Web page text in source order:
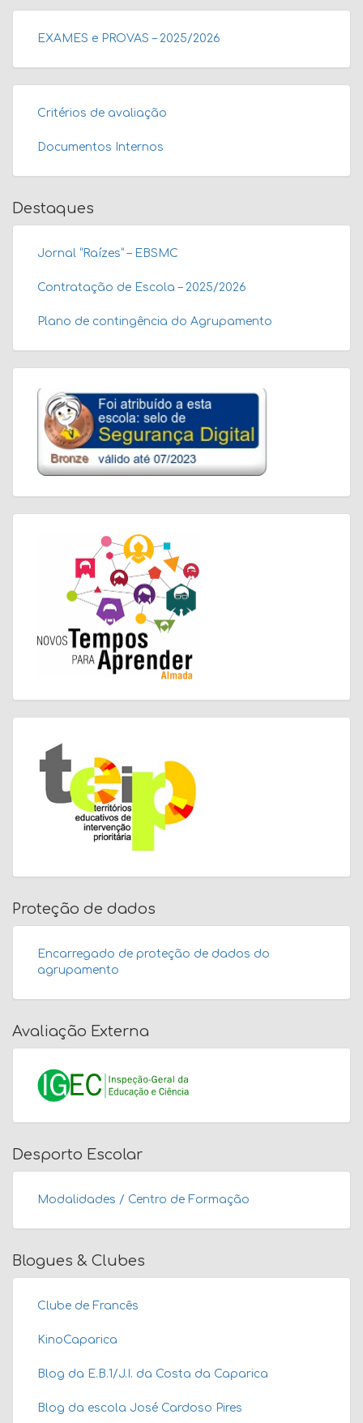
EXAMES e PROVAS – 2025/2026
Critérios de avaliação
Documentos Internos
Destaques
Jornal “Raízes” – EBSMC
Contratação de Escola – 2025/2026
Plano de contingência do Agrupamento
Proteção de dados
Encarregado de proteção de dados do
agrupamento
Avaliação Externa
Desporto Escolar
Modalidades / Centro de Formação
Blogues & Clubes
Clube de Francês
KinoCaparica
Blog da E.B.1/J.I. da Costa da Caparica
Blog da escola José Cardoso Pires